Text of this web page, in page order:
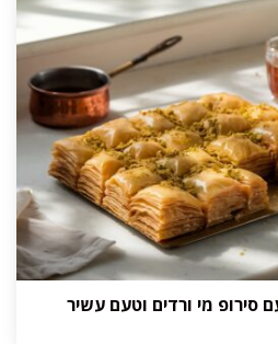
סירופ מי ורדים וטעם עשיר